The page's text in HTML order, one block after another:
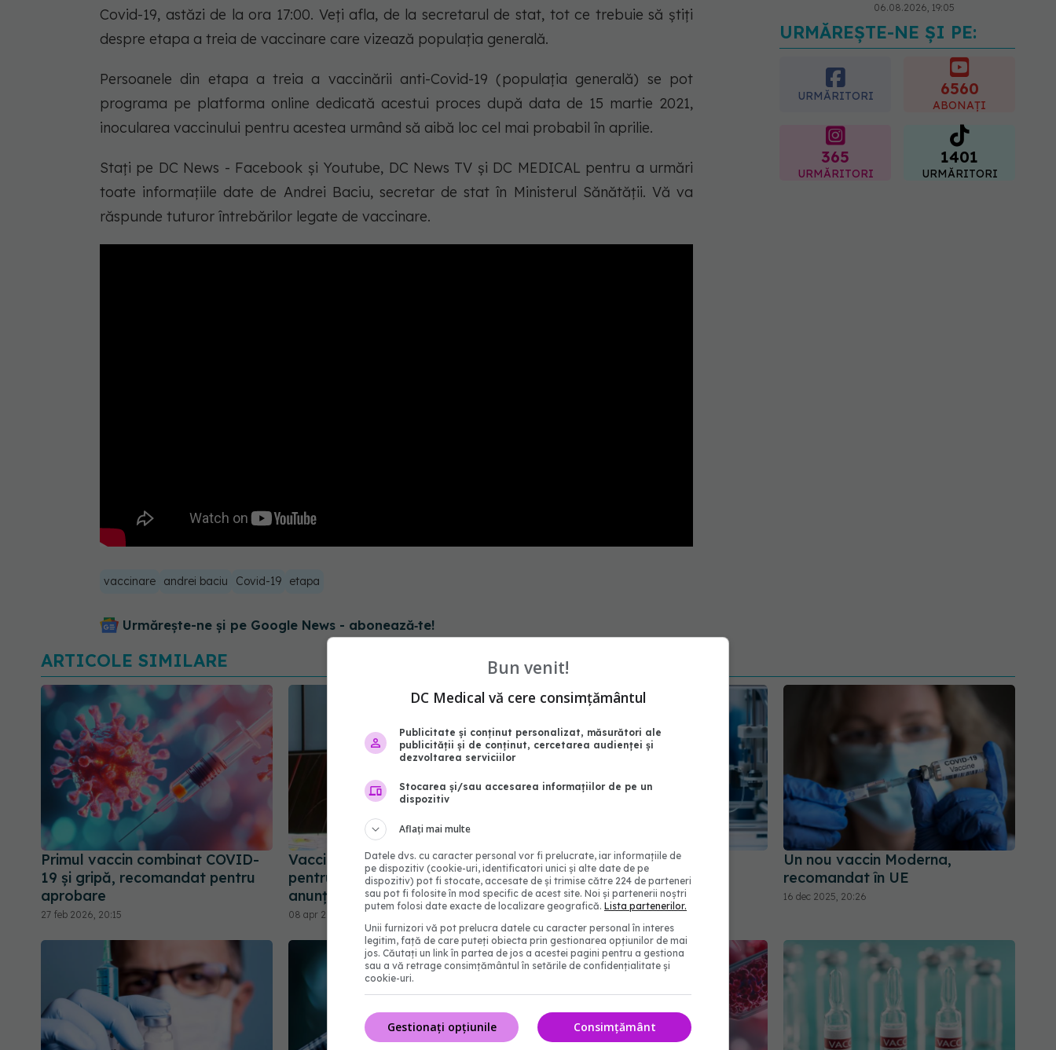
Covid-19, astăzi de la ora 17:00. Veți afla, de la secretarul de stat, tot ce trebuie să știți
despre etapa a treia de vaccinare care vizează populația generală.
Persoanele din etapa a treia a vaccinării anti-Covid-19 (populaţia generală) se pot
programa pe platforma online dedicată acestui proces după data de 15 martie 2021,
inocularea vaccinului pentru acestea urmând să aibă loc cel mai probabil în aprilie.
Stați pe DC News - Facebook și Youtube, DC News TV și DC MEDICAL pentru a urmări
toate informațiile date de Andrei Baciu, secretar de stat în Ministerul Sănătății. Vă va
răspunde tuturor întrebărilor legate de vaccinare.
vaccinare andrei baciu Covid-19 etapa
Urmărește-ne și pe Google News - abonează‑te!
06.08.2026, 19:05
EXCLUSIV Brahiterapie
vs radioterapie externă în
cancerul ginecologic. Dr.
Sorin Bogdan (SANADOR)
explică diferența și cum
acționează tratamentul
URMĂREȘTE-NE ȘI PE:
URMĂRITORI 6560
ABONAȚI
365
URMĂRITORI
1401
URMĂRITORI
ARTICOLE SIMILARE
Primul vaccin combinat COVID-
19 și gripă, recomandat pentru
aprobare
27 feb 2026, 20:15
Vaccinarea va fi obligatorie
pentru toţi medicii de familie,
anunță Adrian Streinu-Cercel
08 apr 2025, 16:17
EMA a aprobat vaccinul
pneumococic Capvaxive
03 feb 2025, 14:45
Un nou vaccin Moderna,
recomandat în UE
16 dec 2025, 20:26
Bun venit!
DC Medical vă cere consimțământul
Publicitate și conținut personalizat, măsurători ale
publicității și de conținut, cercetarea audienței și
dezvoltarea serviciilor
Stocarea și/sau accesarea informațiilor de pe un
dispozitiv
Aflați mai multe
Datele dvs. cu caracter personal vor fi prelucrate, iar informațiile de
pe dispozitiv (cookie-uri, identificatori unici și alte date de pe
dispozitiv) pot fi stocate, accesate de și trimise către 224 de parteneri
sau pot fi folosite în mod specific de acest site. Noi și partenerii noștri
putem folosi date exacte de localizare geografică. Lista partenerilor.
Unii furnizori vă pot prelucra datele cu caracter personal în interes
legitim, față de care puteți obiecta prin gestionarea opțiunilor de mai
jos. Căutați un link în partea de jos a acestei pagini pentru a gestiona
sau a vă retrage consimțământul în setările de confidențialitate și
cookie-uri.
Consimțământ
Gestionați opțiunile